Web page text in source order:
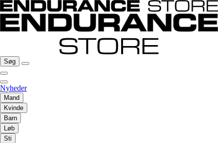
Søg
Nyheder
Mand
Kvinde
Barn
Løb
Sti